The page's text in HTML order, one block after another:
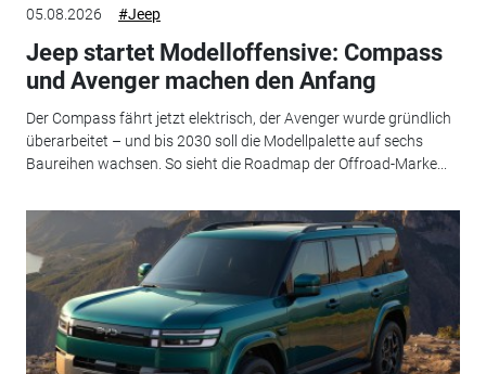
05.08.2026 #Jeep
Jeep startet Modelloffensive: Compass
und Avenger machen den Anfang
Der Compass fährt jetzt elektrisch, der Avenger wurde gründlich
überarbeitet – und bis 2030 soll die Modellpalette auf sechs
Baureihen wachsen. So sieht die Roadmap der Offroad-Marke...